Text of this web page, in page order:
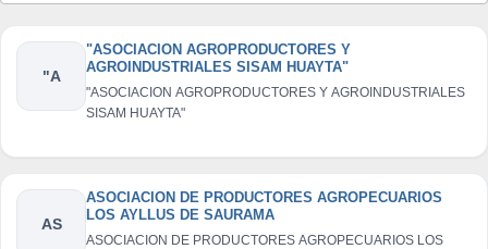
"A
"ASOCIACION AGROPRODUCTORES Y
AGROINDUSTRIALES SISAM HUAYTA"
"ASOCIACION AGROPRODUCTORES Y AGROINDUSTRIALES
SISAM HUAYTA"
AS
ASOCIACION DE PRODUCTORES AGROPECUARIOS
LOS AYLLUS DE SAURAMA
ASOCIACION DE PRODUCTORES AGROPECUARIOS LOS